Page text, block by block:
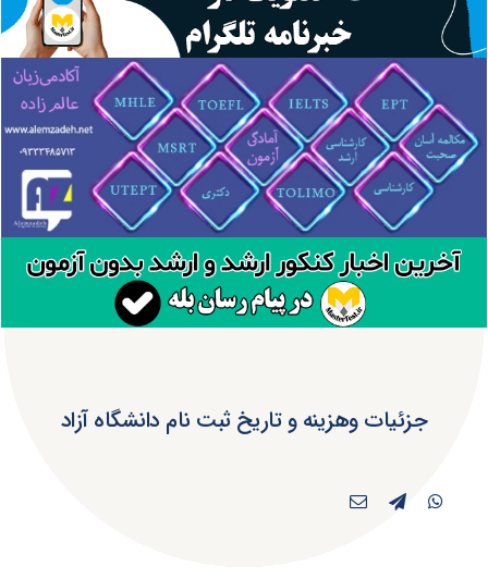
جزئیات وهزینه و تاریخ ثبت نام دانشگاه آزاد